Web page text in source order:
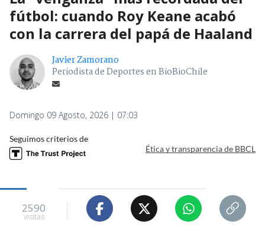
fútbol: cuando Roy Keane acabó
con la carrera del papá de Haaland
Javier Zamorano
Periodista de Deportes en BioBioChile
Domingo 09 Agosto, 2026 | 07:03
Seguimos criterios de
Ética y transparencia de BBCL
2590
visitas